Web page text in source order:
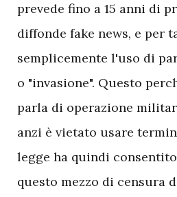
prevede fino a 15 anni di
diffonde fake news, e per
semplicemente l'uso di
o "invasione". Questo
parla di operazione
anzi è vietato usare
legge ha quindi
questo mezzo di censura